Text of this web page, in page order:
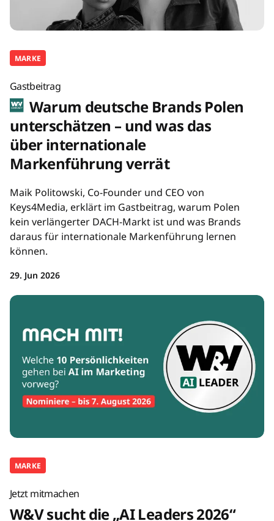
MARKE
Gastbeitrag
Warum deutsche Brands Polen
unterschätzen – und was das
über internationale
Markenführung verrät
Maik Politowski, Co-Founder und CEO von
Keys4Media, erklärt im Gastbeitrag, warum Polen
kein verlängerter DACH-Markt ist und was Brands
daraus für internationale Markenführung lernen
können.
29. Jun 2026
MARKE
Jetzt mitmachen
W&V sucht die „AI Leaders 2026“